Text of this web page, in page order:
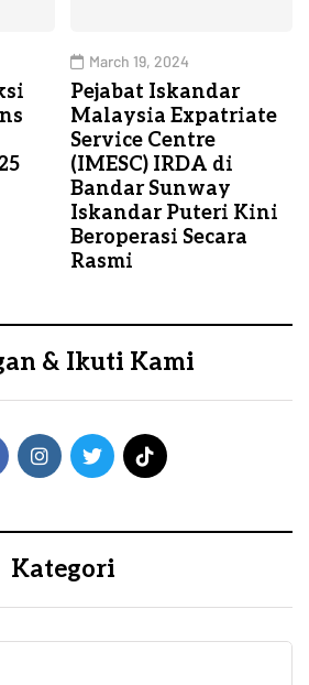
March 19, 2024
Pejabat Iskandar
Malaysia Expatriate
Service Centre
(IMESC) IRDA di
Bandar Sunway
Iskandar Puteri Kini
Beroperasi Secara
Rasmi
& Ikuti Kami
Kategori